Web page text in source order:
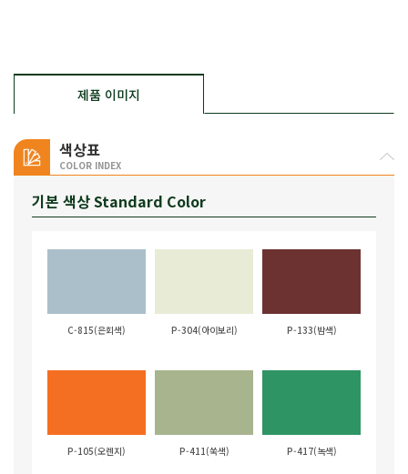
제품 이미지
색상표
COLOR INDEX
기본 색상 Standard Color
C-815(은회색) P-304(아이보리) P-133(밤색)
P-105(오렌지) P-411(쑥색) P-417(녹색)